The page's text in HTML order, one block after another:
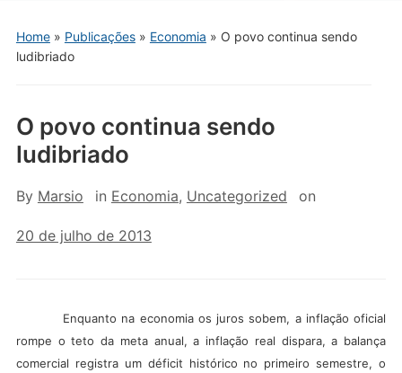
menu
Home» Publicações» Economia » O povo continua sendo
ludibriado
O povo continua sendo
ludibriado
By Marsio in Economia, Uncategorized on
20 de julho de 2013
Enquanto na economia os juros sobem, a inflação oficial
rompe o teto da meta anual, a inflação real dispara, a balança
comercial registra um déficit histórico no primeiro semestre, o